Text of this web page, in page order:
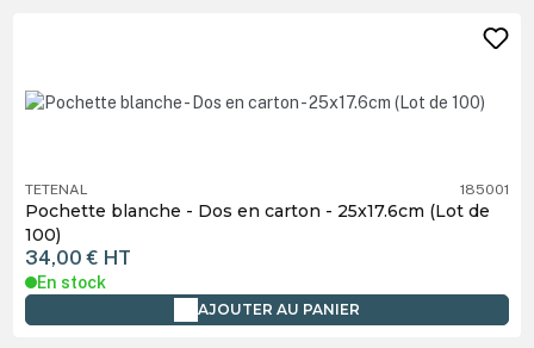
TETENAL 185001
Pochette blanche - Dos en carton - 25x17.6cm (Lot de
100)
34,00 € HT
En stock
AJOUTER AU PANIER